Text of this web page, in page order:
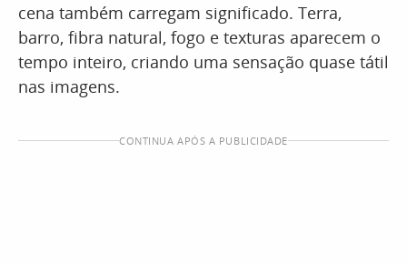
cena também carregam significado. Terra,
barro, fibra natural, fogo e texturas aparecem o
tempo inteiro, criando uma sensação quase tátil
nas imagens.
CONTINUA APÓS A PUBLICIDADE